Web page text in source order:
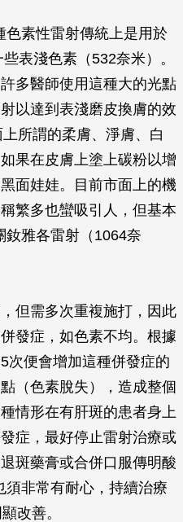
素性雷射傳統上是用於
表淺色素（532奈米）。
多醫師使用這種大的光點
以達到表淺磨皮換膚的效
所謂的柔膚、淨膚、白
果在皮膚上塗上碳粉以增
面娃娃。目前市面上的機
繁多也蠻吸引人，但基本
釹雅各雷射（1064奈
但需多次重複施打，因此
發症，如色素不均。根據
次便會增加這種併發症的
（色素脫失），造成整個
情形在有肝斑的患者身上
症，最好停止雷射治療或
斑藥膏或合併口服傳明酸
須非常有耐心，持續治療
改善。